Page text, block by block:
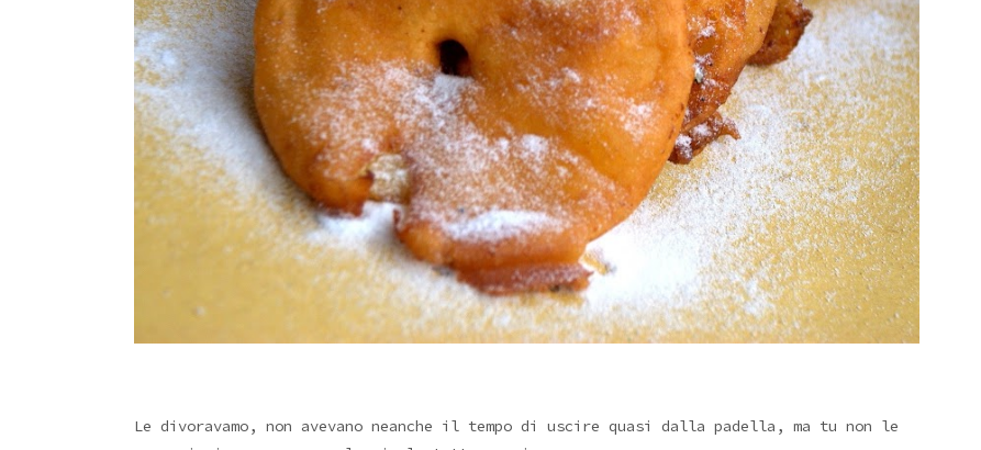
Le divoravamo, non avevano neanche il tempo di uscire quasi dalla padella, ma tu non le